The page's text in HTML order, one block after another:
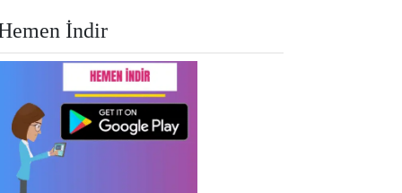
İndir